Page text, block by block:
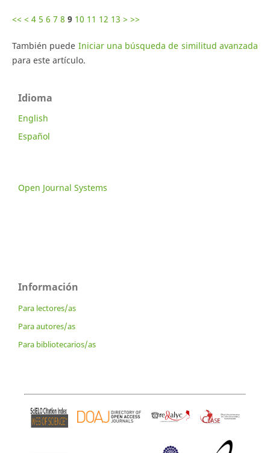
<< < 4 5 6 7 8 9 10 11 12 13 > >>
También puede Iniciar una búsqueda de similitud avanzada
para este artículo.
Idioma
English
Español
Open Journal Systems
Información
Para lectores/as
Para autores/as
Para bibliotecarios/as